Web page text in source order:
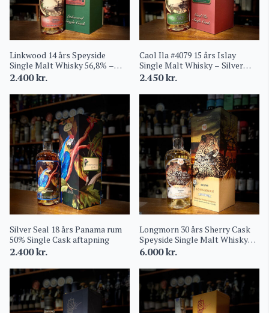
Linkwood 14 års Speyside
Single Malt Whisky 56,8% –
Silver Seal Whisky Company
2.400kr.
Caol Ila #4079 15 års Islay
Single Malt Whisky – Silver
Seal Young 54,1%
2.450kr.
Silver Seal 18 års Panama rum
50% Single Cask aftapning
2.400kr.
Longmorn 30 års Sherry Cask
Speyside Single Malt Whisky
56,3% Silver Seal Wildlife
6.000kr.